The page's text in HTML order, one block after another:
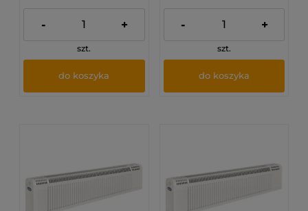
- +
szt.
do koszyka
- +
szt.
do koszyka